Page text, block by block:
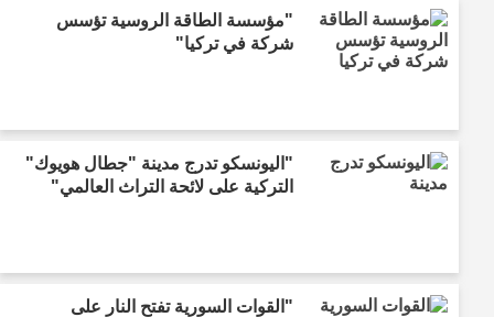
"مؤسسة الطاقة الروسية تؤسس
شركة في تركيا"
"اليونسكو تدرج مدينة "جطال هويوك"
التركية على لائحة التراث العالمي"
"القوات السورية تفتح النار على